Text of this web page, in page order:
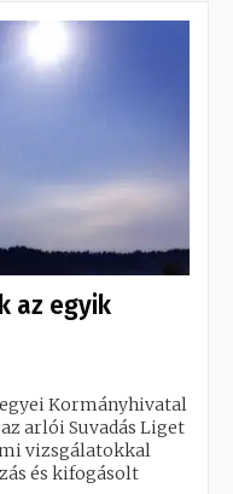
az egyik
Kormányhivatal
arlói Suvadás Liget
vizsgálatokkal
és kifogásolt